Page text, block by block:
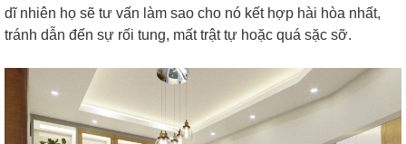
dĩ nhiên họ sẽ tư vấn làm sao cho nó kết hợp hài hòa nhất,
tránh dẫn đến sự rối tung, mất trật tự hoặc quá sặc sỡ.